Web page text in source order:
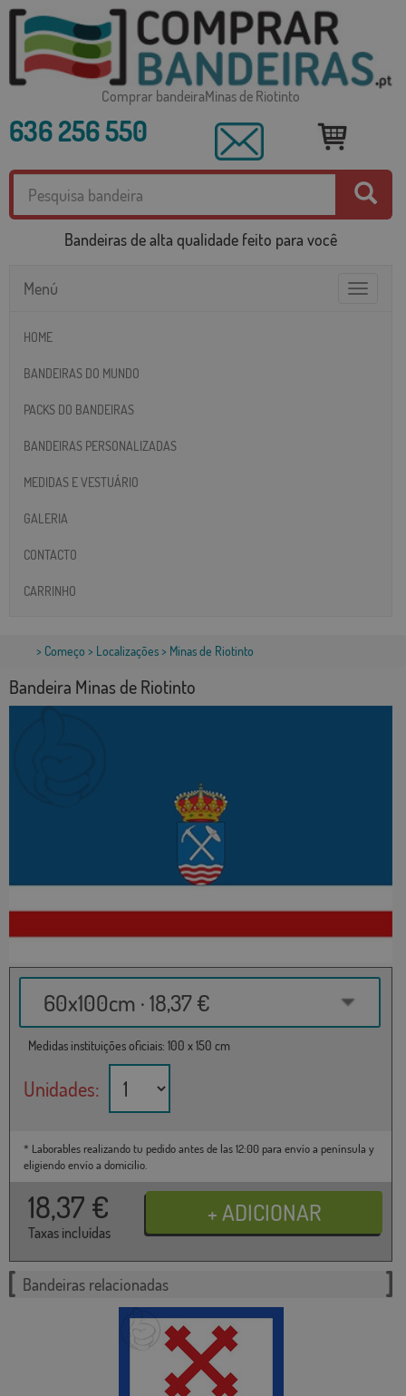
Comprar bandeiraMinas de Riotinto
636 256 550
Bandeiras de alta qualidade feito para você
Toggle
Menú
HOME
BANDEIRAS DO MUNDO
PACKS DO BANDEIRAS
BANDEIRAS PERSONALIZADAS
MEDIDAS E VESTUÁRIO
GALERIA
CONTACTO
CARRINHO
> Começo > Localizações> Minas de Riotinto
Bandeira Minas de Riotinto
60x100cm · 18,37 €
Medidas instituições oficiais: 100 x 150 cm
Unidades:
* Laborables realizando tu pedido antes de las 12:00 para envío a península y
eligiendo envío a domicilio.
18,37 €
Taxas incluídas
Bandeiras relacionadas